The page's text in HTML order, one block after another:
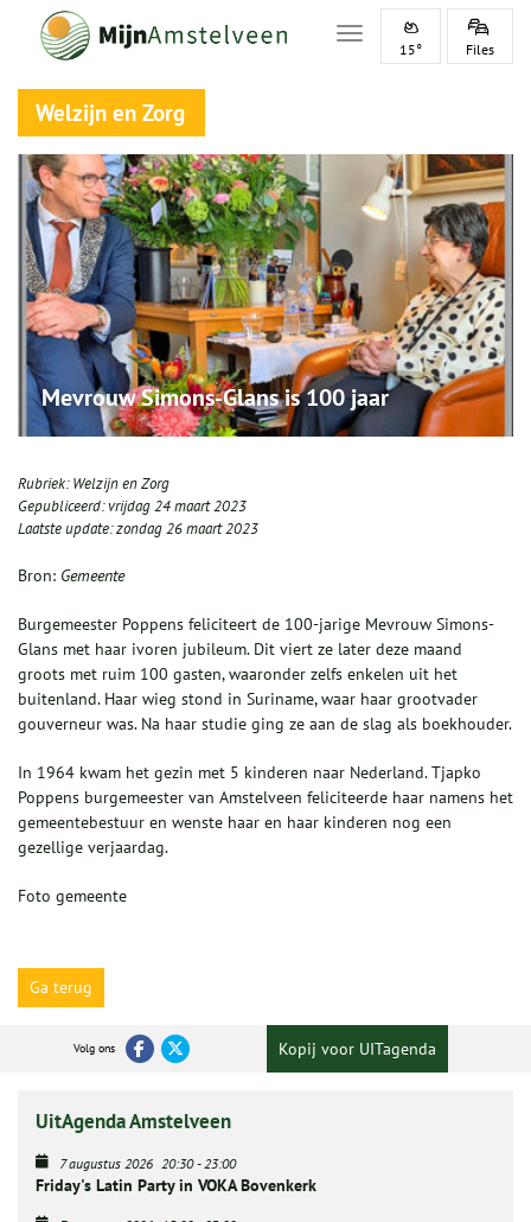
Toggle navigation
15° Files
Welzijn en Zorg
Mevrouw Simons-Glans is 100 jaar
Rubriek:Welzijn en Zorg
Gepubliceerd:vrijdag 24 maart 2023
Laatste update:zondag 26 maart 2023
Bron: Gemeente
Burgemeester Poppens feliciteert de 100-jarige Mevrouw Simons-
Glans met haar ivoren jubileum. Dit viert ze later deze maand
groots met ruim 100 gasten, waaronder zelfs enkelen uit het
buitenland. Haar wieg stond in Suriname, waar haar grootvader
gouverneur was. Na haar studie ging ze aan de slag als boekhouder.
In 1964 kwam het gezin met 5 kinderen naar Nederland. Tjapko
Poppens burgemeester van Amstelveen feliciteerde haar namens het
gemeentebestuur en wenste haar en haar kinderen nog een
gezellige verjaardag.
Foto gemeente
Ga terug
Volg ons Kopij voor UITagenda
UitAgenda Amstelveen
7 augustus 2026 20:30-23:00
Friday's Latin Party in VOKA Bovenkerk